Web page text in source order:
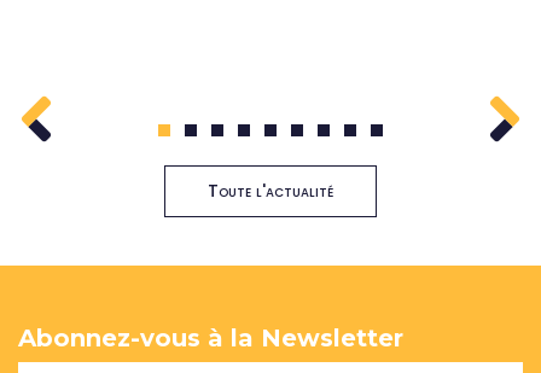
1 2 3 4 5 6 7 8 9
Toute l'actualité
Abonnez-vous à la Newsletter